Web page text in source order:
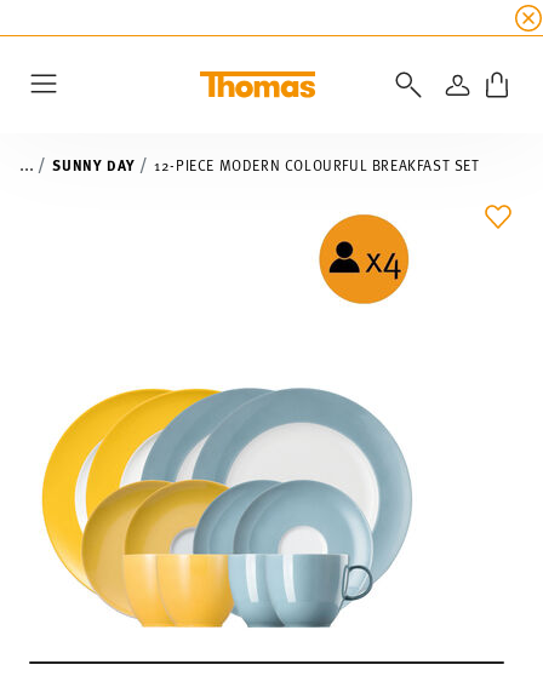
all
LOGIN
... SUNNY DAY 12-PIECE MODERN COLOURFUL BREAKFAST SET
ADD